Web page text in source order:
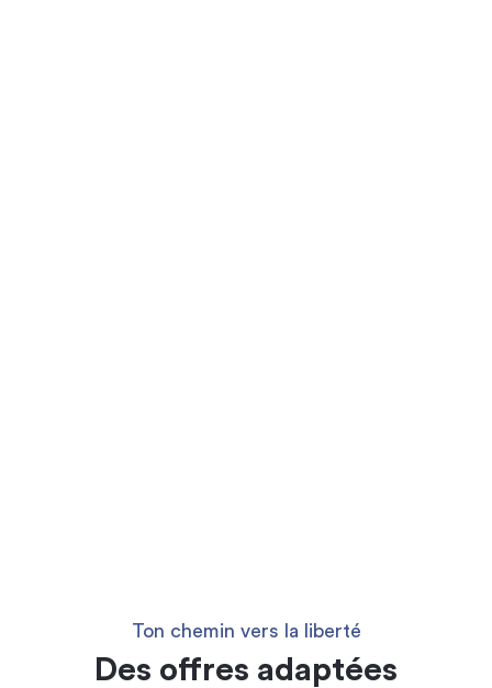
Ton chemin vers la liberté
Des offres adaptées